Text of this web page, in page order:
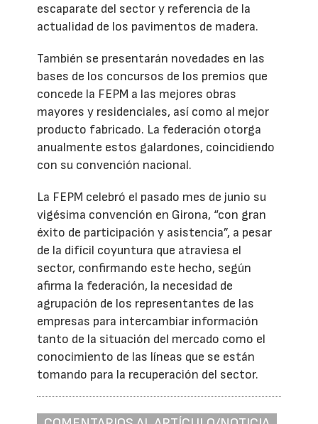
escaparate del sector y referencia de la
actualidad de los pavimentos de madera.
También se presentarán novedades en las
bases de los concursos de los premios que
concede la FEPM a las mejores obras
mayores y residenciales, así como al mejor
producto fabricado. La federación otorga
anualmente estos galardones, coincidiendo
con su convención nacional.
La FEPM celebró el pasado mes de junio su
vigésima convención en Girona, “con gran
éxito de participación y asistencia”, a pesar
de la difícil coyuntura que atraviesa el
sector, confirmando este hecho, según
afirma la federación, la necesidad de
agrupación de los representantes de las
empresas para intercambiar información
tanto de la situación del mercado como el
conocimiento de las líneas que se están
tomando para la recuperación del sector.